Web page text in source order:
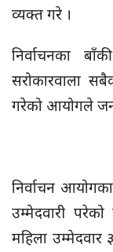
व्यक्त गरे ।
निर्वाचनका
सरोकारवाला
गरेको आयोगले
निर्वाचन
उम्मेदवारी
महिला